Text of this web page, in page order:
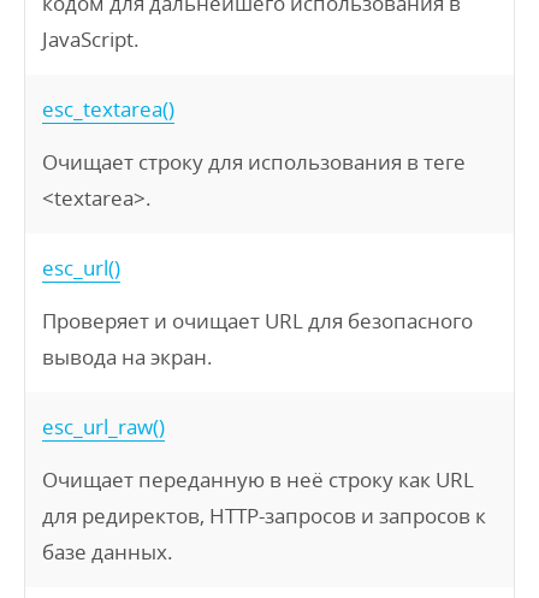
JavaScript.
esc_textarea()
Очищает строку для использования в теге
<textarea>.
esc_url()
Проверяет и очищает URL для безопасного
вывода на экран.
esc_url_raw()
Очищает переданную в неё строку как URL
для редиректов, HTTP-запросов и запросов к
базе данных.